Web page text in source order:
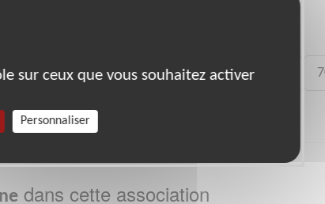
:
42 44 51 59 66 68
dans cette association
sur ceux que vous souhaitez activer
Personnaliser